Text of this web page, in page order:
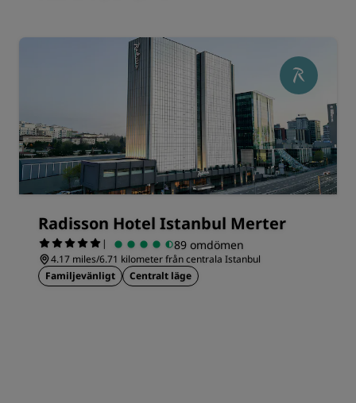
Radisson Hotel Istanbul Merter
| 89 omdömen
4.17 miles/6.71 kilometer från centrala Istanbul
Familjevänligt
Centralt läge